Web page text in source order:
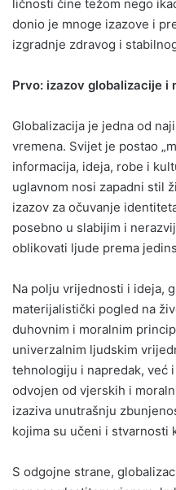
ličnosti čine težom nego
donio je mnoge izazove i
izgradnje zdravog i
Prvo: izazov globalizacije i
Globalizacija je jedna od
vremena. Svijet je postao
informacija, ideja, robe i
uglavnom nosi zapadni stil
izazov za očuvanje
posebno u slabijim i
oblikovati ljude prema
Na polju vrijednosti i ideja,
materijalistički pogled na
duhovnim i moralnim
univerzalnim ljudskim
tehnologiju i napredak, već
odvojen od vjerskih i
izaziva unutrašnju
kojima su učeni i stvarnosti
S odgojne strane,